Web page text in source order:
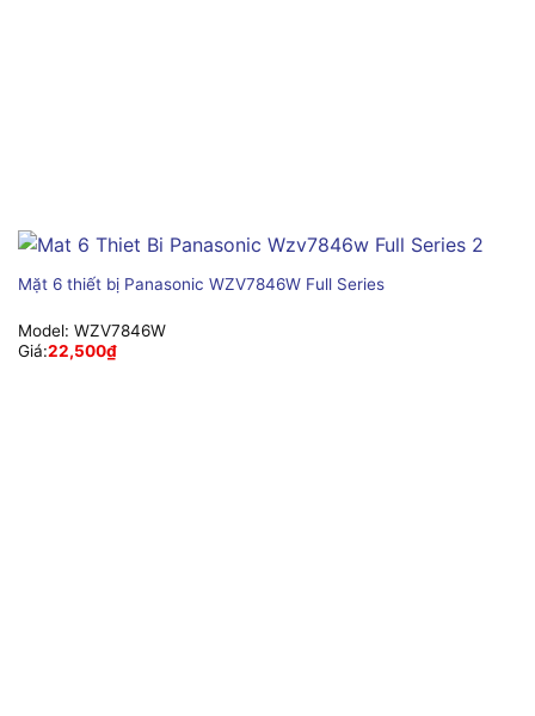
Mặt 6 thiết bị Panasonic WZV7846W Full Series
Model: WZV7846W
Giá:22,500₫